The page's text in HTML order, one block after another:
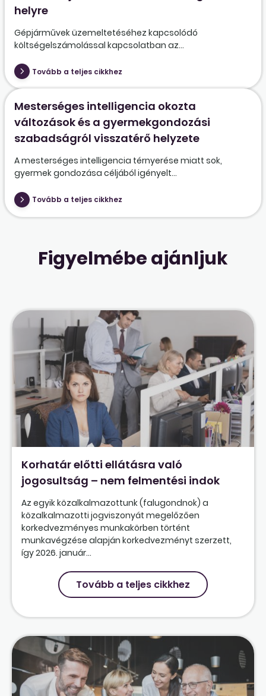
helyre
Gépjárművek üzemeltetéséhez kapcsolódó
költségelszámolással kapcsolatban az...
Tovább a teljes cikkhez
Mesterséges intelligencia okozta
változások és a gyermekgondozási
szabadságról visszatérő helyzete
A mesterséges intelligencia térnyerése miatt sok,
gyermek gondozása céljából igényelt...
Tovább a teljes cikkhez
Figyelmébe ajánljuk
Korhatár előtti ellátásra való
jogosultság – nem felmentési indok
Az egyik közalkalmazottunk (falugondnok) a
közalkalmazotti jogviszonyát megelőzően
korkedvezményes munkakörben történt
munkavégzése alapján korkedvezményt szerzett,
így 2026. január...
Tovább a teljes cikkhez